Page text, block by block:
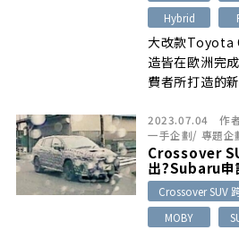
Hybrid
大改款Toyota
造皆在歐洲完
費者所打造的
2023.07.04 作
一手企劃/ 專題企
Crossover
出?Subaru
Crossover SUV
MOBY